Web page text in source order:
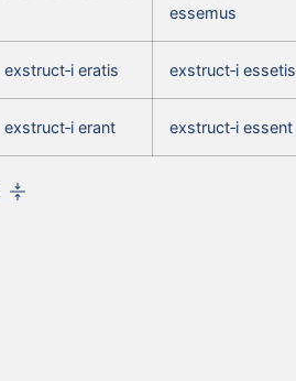
essemus
exstruct‑i eratis exstruct‑i essetis
exstruct‑i erant exstruct‑i essent